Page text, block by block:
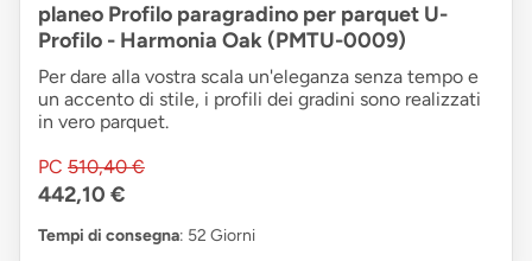
planeo Profilo paragradino per parquet U-
Profilo - Harmonia Oak (PMTU-0009)
Per dare alla vostra scala un'eleganza senza tempo e
un accento di stile, i profili dei gradini sono realizzati
in vero parquet.
PC 510,40 €
442,10 €
Tempi di consegna: 52 Giorni